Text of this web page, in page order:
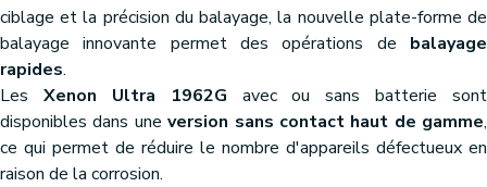
ciblage et la précision du balayage, la nouvelle plate-forme de
balayage innovante permet des opérations de balayage
rapides.
Les Xenon Ultra 1962G avec ou sans batterie sont
disponibles dans uneversion sans contact haut de gamme,
ce qui permet de réduire le nombre d'appareils défectueux en
raison de la corrosion.